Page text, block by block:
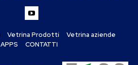
Vetrina Prodotti
Vetrina aziende
APPS
CONTATTI